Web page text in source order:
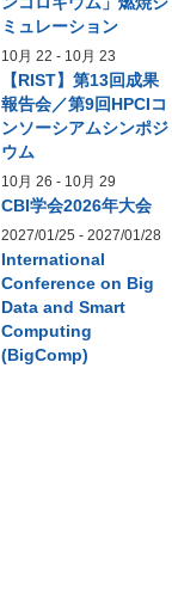
ミュレーション
10月 22 - 10月 23
【RIST】第13回成果
報告会／第9回HPCIコ
ンソーシアムシンポジ
ウム
10月 26 - 10月 29
CBI学会2026年大会
2027/01/25 -2027/01/28
International
Conference on Big
Data and Smart
Computing
(BigComp)